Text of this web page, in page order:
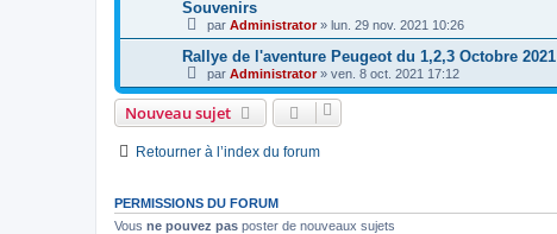
Souvenirs
par Administrator» lun. 29 nov. 2021 10:26
Rallye de l'aventure Peugeot du 1,2,3 Octobre 2021
par Administrator» ven. 8 oct. 2021 17:12
Nouveau sujet
Retourner à l’index du forum
PERMISSIONS DU FORUM
Vous ne pouvez pas poster de nouveaux sujets